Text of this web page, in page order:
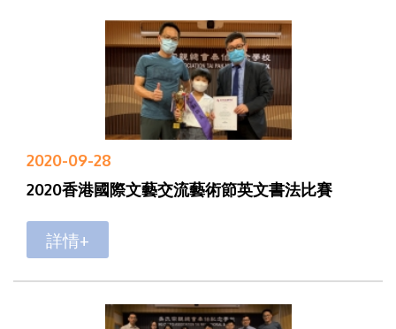
2020-09-28
2020香港國際文藝交流藝術節英文書法比賽
詳情+